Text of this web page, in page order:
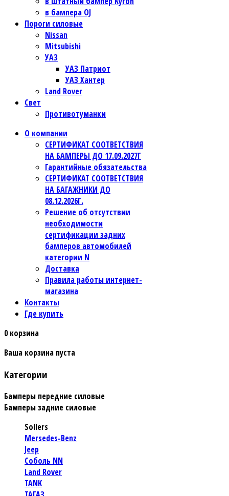
в бампера OJ
Пороги силовые
Nissan
Mitsubishi
УАЗ
УАЗ Патриот
УАЗ Хантер
Land Rover
Свет
Противотуманки
О компании
СЕРТИФИКАТ СООТВЕТСТВИЯ
НА БАМПЕРЫ ДО 17.09.2027Г
Гарантийные обязательства
СЕРТИФИКАТ СООТВЕТСТВИЯ
НА БАГАЖНИКИ ДО
08.12.2026Г.
Решение об отсутствии
необходимости
сертификации задних
бамперов автомобилей
категории N
Доставка
Правила работы интернет-
магазина
Контакты
Где купить
0 корзина
Ваша корзина пуста
Категории
Бамперы передние силовые
Бамперы задние силовые
Sollers
Mersedes-Benz
Jeep
Соболь NN
Land Rover
TANK